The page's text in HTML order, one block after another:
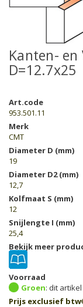
Kanten- en
D=12.7x25
Art.code
953.501.11
Merk
CMT
Diameter D (mm)
19
Diameter D2 (mm)
12,7
Kolfmaat S (mm)
12
Snijlengte I (mm)
25,4
Bekijk meer
Voorraad
Groen
Prijs exclusief btw